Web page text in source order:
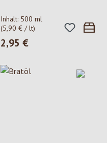
Inhalt: 500 ml
(5,90 € / lt)
Regulärer Preis:
2,95 €